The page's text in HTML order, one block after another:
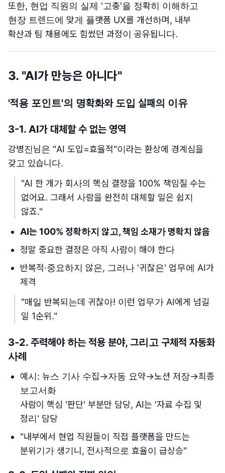
또한, 현업 직원의 실제 '고충'을 정확히 이해하고
현장 트렌드에 맞게 플랫폼 UX를 개선하며, 내부
확산과 팀 채용에도 힘썼던 과정이 공유됩니다.
3. "AI가 만능은 아니다"
'적용 포인트'의 명확화와 도입 실패의 이유
3-1. AI가 대체할 수 없는 영역
강병진님은 "AI 도입=효율적"이라는 환상에 경계심을
갖고 있습니다.
"AI 한 개가 회사의 핵심 결정을 100% 책임질 수는
없어요. 그래서 사람을 완전히 대체할 일은 쉽지
않죠."
AI는 100% 정확하지 않고, 책임 소재가 명확치 않음
정말 중요한 결정은 아직 사람이 해야 한다
반복적·중요하지 않은, 그러나 '귀찮은' 업무에 AI가
제격
"매일 반복되는데 귀찮아! 이런 업무가 AI에게 넘길
일 1순위."
3-2. 주력해야 하는 적용 분야, 그리고 구체적 자동화
사례
예시: 뉴스 기사 수집→자동 요약→노션 저장→최종
보고서화
사람이 핵심 '판단' 부분만 담당, AI는 '자료 수집 및
정리' 담당
"내부에서 현업 직원들이 직접 플랫폼을 만드는
분위기가 생기니, 전사적으로 효율이 급상승"